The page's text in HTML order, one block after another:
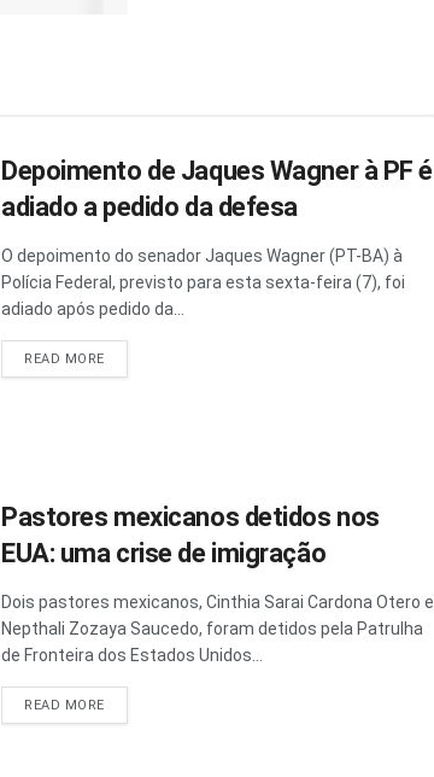
Depoimento de Jaques Wagner à PF é
adiado a pedido da defesa
O depoimento do senador Jaques Wagner (PT-BA) à
Polícia Federal, previsto para esta sexta-feira (7), foi
adiado após pedido da...
READ MORE
Pastores mexicanos detidos nos
EUA: uma crise de imigração
Dois pastores mexicanos, Cinthia Sarai Cardona Otero e
Nepthali Zozaya Saucedo, foram detidos pela Patrulha
de Fronteira dos Estados Unidos...
READ MORE